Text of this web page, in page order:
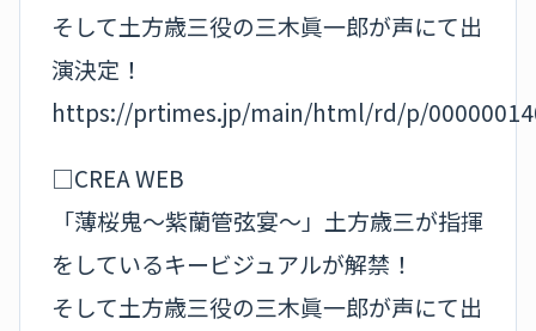
そして土方歳三役の三木眞一郎が声にて出
演決定！
https://prtimes.jp/main/html/rd/p/
□CREA WEB
「薄桜鬼～紫蘭管弦宴～」土方歳三が指揮
をしているキービジュアルが解禁！
そして土方歳三役の三木眞一郎が声にて出